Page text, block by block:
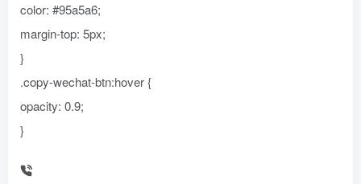
color: #95a5a6;
margin-top: 5px;
}
.copy-wechat-btn:hover {
opacity: 0.9;
}